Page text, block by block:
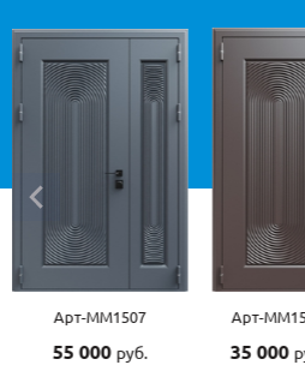
Арт-ММ1507
55 000 руб.
Арт-
35 000